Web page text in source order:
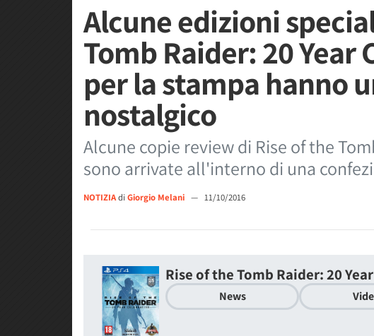
Alcune edizioni
Tomb Raider: 20 Year
per la stampa hanno
nostalgico
Alcune copie review di Rise of the
sono arrivate all'interno di una
NOTIZIAdi Giorgio Melani — 11/10/2016
Rise of the Tomb Raider: 20
News